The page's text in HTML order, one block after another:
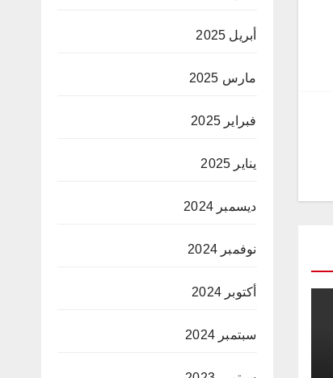
أبريل 2025
مارس 2025
فبراير 2025
يناير 2025
ديسمبر 2024
نوفمبر 2024
أكتوبر 2024
سبتمبر 2024